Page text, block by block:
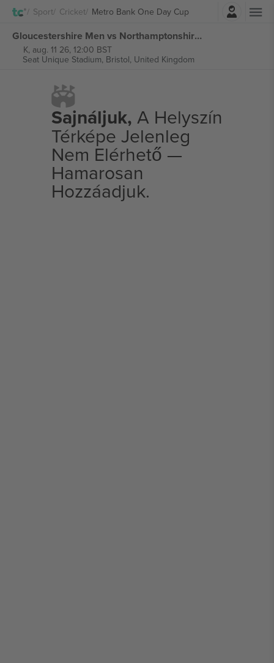
Sport Cricket Metro Bank One Day Cup
Belépés
Gloucestershire Men vs Northamptonshire Steelbacks Men Metro Bank One Day Cup jegyek
K, aug. 11 26, 12:00 BST
Seat Unique Stadium, Bristol, United Kingdom
Sajnáljuk, A Helyszín
Térképe Jelenleg
Nem Elérhető —
Hamarosan
Hozzáadjuk.